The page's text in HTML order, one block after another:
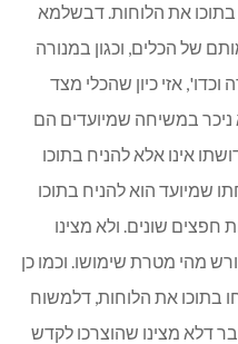
את הלוחות. דבשלמא
של הכלים, וכגון במנורה
אזי כיון שהכלי מצד
במשיחה שמיועדים הם
אינו אלא להניח בתוכו
שמיועד הוא להניח בתוכו
חפצים שונים. ולא מצינו
מהי מטרת שימושו. וכמו כן
בתוכו את הלוחות, דלמשוח
דלא מצינו שהוצרכו לקדש